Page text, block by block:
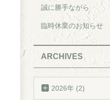
誠に勝手ながら
臨時休業のお知らせ
ARCHIVES
2026年 (2)